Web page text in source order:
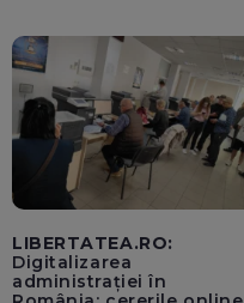
LIBERTATEA.RO:
Digitalizarea
administrației în